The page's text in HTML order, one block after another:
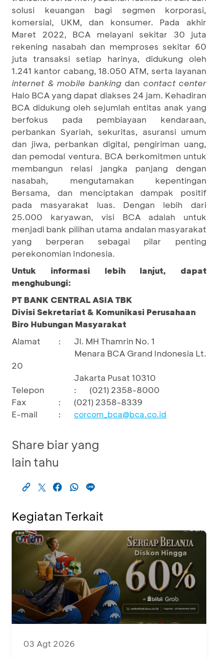
solusi keuangan bagi segmen korporasi,
komersial, UKM, dan konsumer. Pada akhir
Maret 2022, BCA melayani sekitar 30 juta
rekening nasabah dan memproses sekitar 60
juta transaksi setiap harinya, didukung oleh
1.241 kantor cabang, 18.050 ATM, serta layanan
internet & mobile banking dan contact center
Halo BCA yang dapat diakses 24 jam. Kehadiran
BCA didukung oleh sejumlah entitas anak yang
berfokus pada pembiayaan kendaraan,
perbankan Syariah, sekuritas, asuransi umum
dan jiwa, perbankan digital, pengiriman uang,
dan pemodal ventura. BCA berkomitmen untuk
membangun relasi jangka panjang dengan
nasabah, mengutamakan kepentingan
Bersama, dan menciptakan dampak positif
pada masyarakat luas. Dengan lebih dari
25.000 karyawan, visi BCA adalah untuk
menjadi bank pilihan utama andalan masyarakat
yang berperan sebagai pilar penting
perekonomian Indonesia.
Untuk informasi lebih lanjut, dapat
menghubungi:
PT BANK CENTRAL ASIA TBK
Divisi Sekretariat & Komunikasi Perusahaan
Biro Hubungan Masyarakat
Alamat
:
Jl. MH Thamrin No. 1
Menara BCA Grand Indonesia Lt.
20
Jakarta Pusat 10310
Telepon
:
(021) 2358-8000
Fax
:
(021) 2358-8339
E-mail
: corcom_bca@bca.co.id
Share biar yang
lain tahu
Kegiatan Terkait
03 Agt 2026